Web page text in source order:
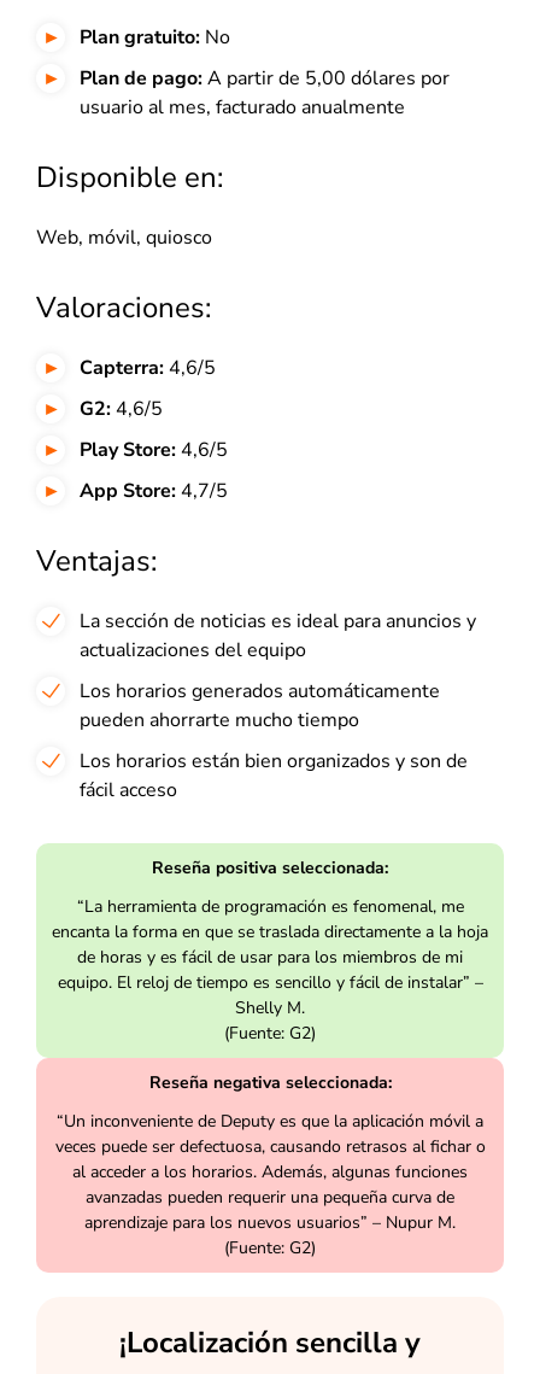
Plan gratuito: No
Plan de pago:A partir de 5,00 dólares por
usuario al mes, facturado anualmente
Disponible en:
Web, móvil, quiosco
Valoraciones:
Capterra:4,6/5
G2:4,6/5
Play Store:4,6/5
App Store:4,7/5
Ventajas:
La sección de noticias es ideal para anuncios y
actualizaciones del equipo
Los horarios generados automáticamente
pueden ahorrarte mucho tiempo
Los horarios están bien organizados y son de
fácil acceso
Reseña positiva seleccionada:
“La herramienta de programación es fenomenal, me
encanta la forma en que se traslada directamente a la hoja
de horas y es fácil de usar para los miembros de mi
equipo. El reloj de tiempo es sencillo y fácil de instalar” –
Shelly M.
(Fuente: G2)
Reseña negativa seleccionada:
“Un inconveniente de Deputy es que la aplicación móvil a
veces puede ser defectuosa, causando retrasos al fichar o
al acceder a los horarios. Además, algunas funciones
avanzadas pueden requerir una pequeña curva de
aprendizaje para los nuevos usuarios” – Nupur M.
(Fuente: G2)
¡Localización sencilla y